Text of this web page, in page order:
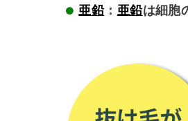
亜鉛： 亜鉛は細胞